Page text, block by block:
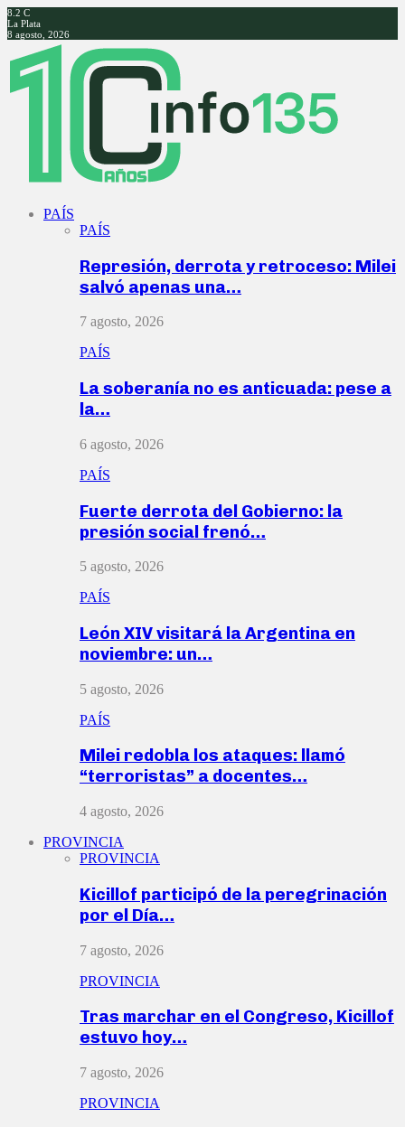
8.2 C
La Plata
8 agosto, 2026
Facebook
Twitter
Instagram
Youtube
PAÍS
PAÍS
Represión, derrota y retroceso: Milei
salvó apenas una…
7 agosto, 2026
PAÍS
La soberanía no es anticuada: pese a
la…
6 agosto, 2026
PAÍS
Fuerte derrota del Gobierno: la
presión social frenó…
5 agosto, 2026
PAÍS
León XIV visitará la Argentina en
noviembre: un…
5 agosto, 2026
PAÍS
Milei redobla los ataques: llamó
“terroristas” a docentes…
4 agosto, 2026
PROVINCIA
PROVINCIA
Kicillof participó de la peregrinación
por el Día…
7 agosto, 2026
PROVINCIA
Tras marchar en el Congreso, Kicillof
estuvo hoy…
7 agosto, 2026
PROVINCIA